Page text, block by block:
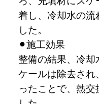
着し、冷却水の流
した。
施工効果
整備の結果、冷却
ケールは除去され
ったことで、熱交